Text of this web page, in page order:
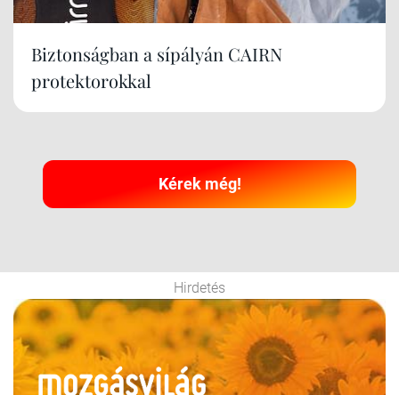
Biztonságban a sípályán CAIRN
protektorokkal
Kérek még!
Hirdetés